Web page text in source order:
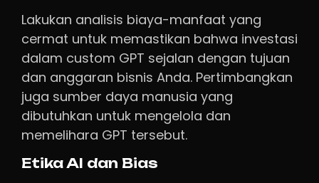
Lakukan analisis biaya-manfaat yang
cermat untuk memastikan bahwa investasi
dalam custom GPT sejalan dengan tujuan
dan anggaran bisnis Anda. Pertimbangkan
juga sumber daya manusia yang
dibutuhkan untuk mengelola dan
memelihara GPT tersebut.
Etika AI dan Bias